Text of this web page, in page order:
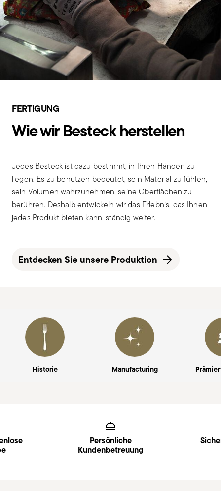
FERTIGUNG
Wie wir Besteck herstellen
Jedes Besteck ist dazu bestimmt, in Ihren Händen zu
liegen. Es zu benutzen bedeutet, sein Material zu fühlen,
sein Volumen wahrzunehmen, seine Oberflächen zu
berühren. Deshalb entwickeln wir das Erlebnis, das Ihnen
jedes Produkt bieten kann, ständig weiter.
Entdecken Sie unsere Produktion
Historie Manufacturing
Persönliche
Kundenbetreuung